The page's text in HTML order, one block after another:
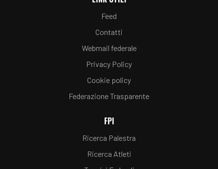
Feed
Contatti
Webmail federale
Privacy Policy
Cookie policy
Federazione Trasparente
FPI
Ricerca Palestra
Ricerca Atleti